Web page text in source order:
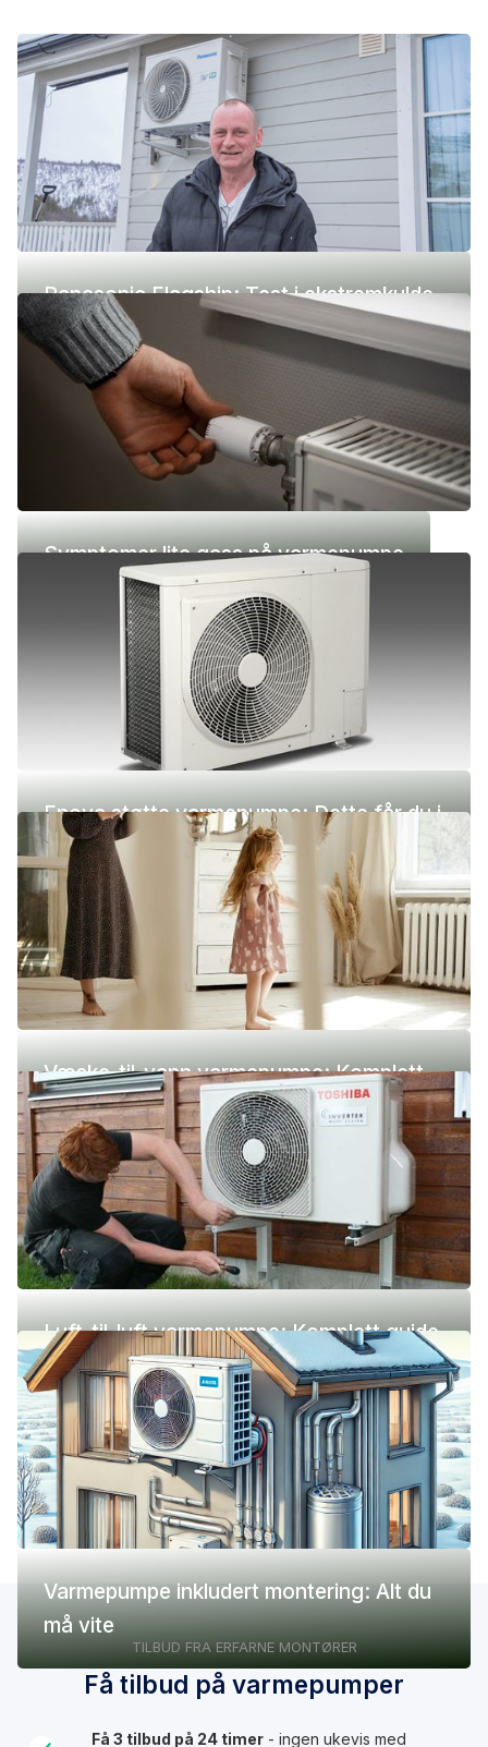
Panasonic Flagship: Test i ekstremkulde
(-42 °C)
Symptomer lite gass på varmepumpe
Enova støtte varmepumpe: Dette får du i
2026
Væske-til-vann varmepumpe: Komplett
guide (pris, fordeler og ulemper)
Luft-til-luft varmepumpe: Komplett guide
(pris, fordeler og ulemper)
Varmepumpe inkludert montering: Alt du
må vite
TILBUD FRA ERFARNE MONTØRER
Få tilbud på varmepumper
Få 3 tilbud på 24 timer - ingen ukevis med